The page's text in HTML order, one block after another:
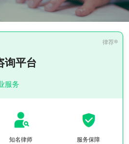
询平台
服务
知名律师 服务保障